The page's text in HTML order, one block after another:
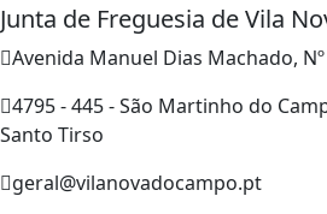
Junta de Freguesia de Vila
Avenida Manuel Dias Machado,
4795 - 445 - São Martinho do
Santo Tirso
geral@vilanovadocampo.pt